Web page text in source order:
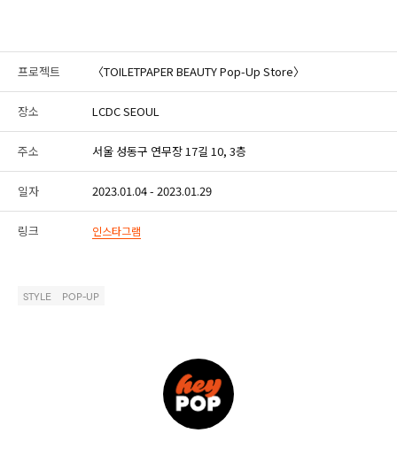
프로젝트 〈TOILETPAPER BEAUTY Pop-Up Store〉
장소 LCDC SEOUL
주소 서울 성동구 연무장 17길 10, 3층
일자 2023.01.04 - 2023.01.29
링크 인스타그램
STYLE POP-UP